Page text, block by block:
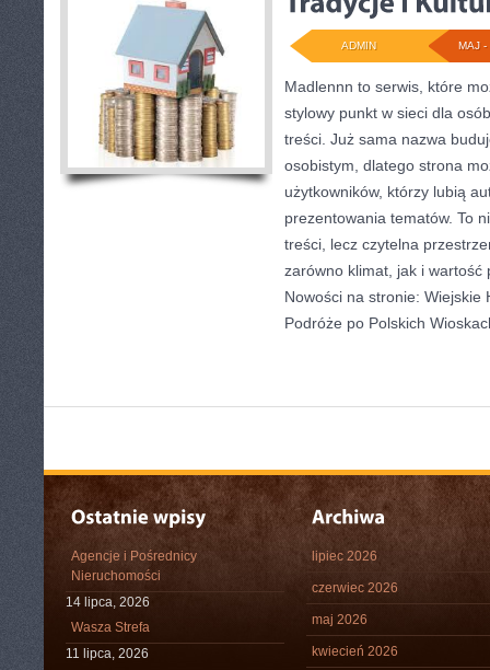
MAJ -
ADMIN
Madlennn to serwis, które
stylowy punkt w sieci dla
treści. Już sama nazwa
osobistym, dlatego strona
użytkowników, którzy lubią
prezentowania tematów. To
treści, lecz czytelna
zarówno klimat, jak i wartość
Nowości na stronie: Wiejskie
Podróże po Polskich
Agencje i Pośrednicy
Nieruchomości
14 lipca, 2026
Wasza Strefa
11 lipca, 2026
lipiec 2026
czerwiec 2026
maj 2026
kwiecień 2026